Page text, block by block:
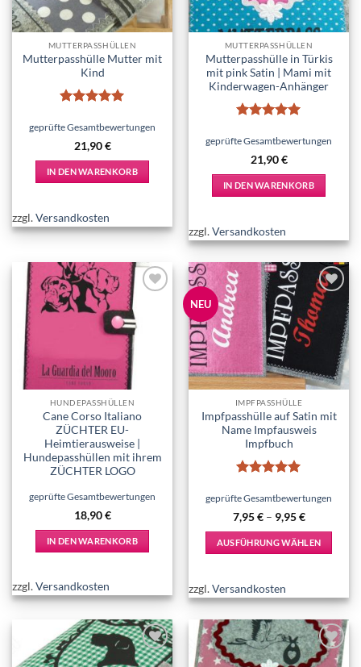
MUTTERPASSHÜLLEN
Mutterpasshülle Mutter mit
Kind
mit5von
geprüfte Gesamtbewertungen
21,90€
IN DEN WARENKORB
zzgl.Versandkosten
MUTTERPASSHÜLLEN
Mutterpasshülle in Türkis
mit pink Satin | Mami mit
Kinderwagen-Anhänger
mit5von
geprüfte Gesamtbewertungen
21,90€
IN DEN WARENKORB
zzgl.Versandkosten
wishlist
HUNDEPASSHÜLLEN
Cane Corso Italiano
ZÜCHTER EU-
Heimtierausweise |
Hundepasshüllen mit ihrem
ZÜCHTER LOGO
geprüfte Gesamtbewertungen
18,90€
IN DEN WARENKORB
zzgl.Versandkosten
NEU
Add to
wishlist
IMPFPASSHÜLLE
Impfpasshülle auf Satin mit
Name Impfausweis
Impfbuch
mit5von
5
geprüfte Gesamtbewertungen
7,95€– 9,95€
AUSFÜHRUNG WÄHLEN
weist
Varianten
auf.
Die
zzgl.Versandkosten
Add to
Add to